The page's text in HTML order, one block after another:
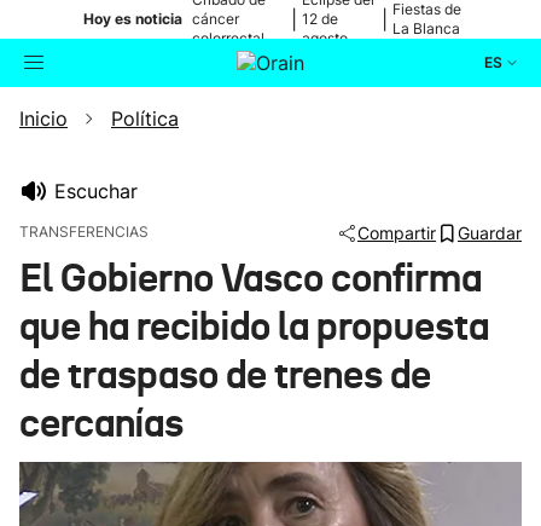
Hoy es noticia cáncer
colorrectal
12 de
agosto
Fiestas de
La Blanca
ES
Buscador
Ikusmiran
Eguraldia
Inicio Política
Escuchar
TRANSFERENCIAS Compartir Guardar
El Gobierno Vasco confirma
que ha recibido la propuesta
de traspaso de trenes de
cercanías